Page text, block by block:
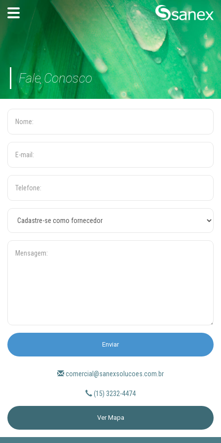
Inicío
Modelos de Negócio
Soluções Ecoeficientes
Cases
Fale Conosco
Enviar
comercial@sanexsolucoes.com.br
(15) 3232-4474
Ver Mapa